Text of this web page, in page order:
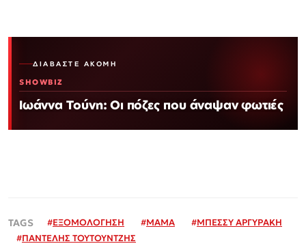
ΔΙΑΒΆΣΤΕ ΑΚΌΜΗ
SHOWBIZ
Ιωάννα Τούνη: Οι πόζες που άναψαν φωτιές
#ΕΞΟΜΟΛΟΓΗΣΗ #ΜΑΜΑ #ΜΠΕΣΣΥ ΑΡΓΥΡΑΚΗ
#ΠΑΝΤΕΛΗΣ ΤΟΥΤΟΥΝΤΖΗΣ